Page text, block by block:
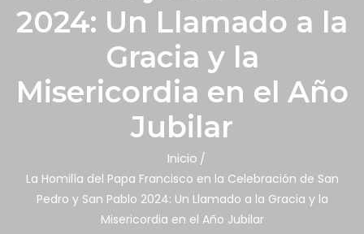
2024: Un Llamado a la
Gracia y la
Misericordia en el Año
Jubilar
Inicio
La Homilía del Papa Francisco en la Celebración de San
Pedro y San Pablo 2024: Un Llamado a la Gracia y la
Misericordia en el Año Jubilar